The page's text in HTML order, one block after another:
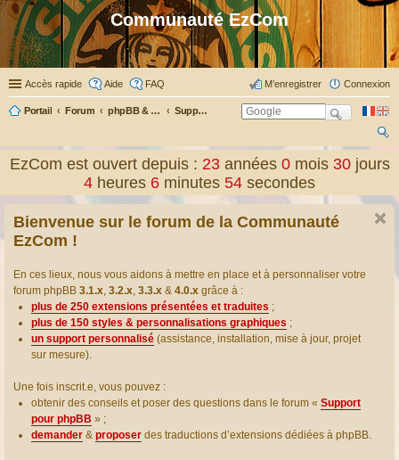
Communauté EzCom
Accès rapide Aide FAQ Connexion
M’enregistrer
Portail Forum phpBB & Co Support pour phpBB
ch
er
EzCom est ouvert depuis : 23 années0 mois30 jours
4 heures 6 minutes 54 secondes
Bienvenue sur le forum de la Communauté
EzCom !
En ces lieux, nous vous aidons à mettre en place et à personnaliser votre
forum phpBB 3.1.x, 3.2.x, 3.3.x & 4.0.x grâce à :
plus de 250 extensions présentées et traduites ;
plus de 150 styles & personnalisations graphiques ;
un support personnalisé (assistance, installation, mise à jour, projet
sur mesure).
Une fois inscrit.e, vous pouvez :
obtenir des conseils et poser des questions dans le forum « Support
pour phpBB » ;
demander & proposer des traductions d’extensions dédiées à phpBB.